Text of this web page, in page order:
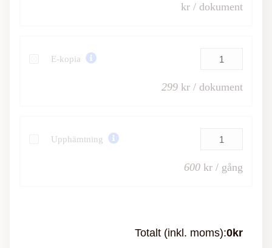
kr / dokument
E-kopia
299 kr / dokument
Upphämtning
600 kr / gång
Totalt (inkl. moms):0kr